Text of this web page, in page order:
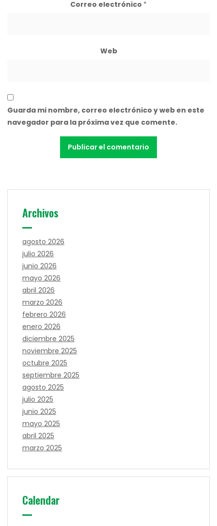
Correo electrónico *
Web
Guarda mi nombre, correo electrónico y web en este
navegador para la próxima vez que comente.
Archivos
agosto 2026
julio 2026
junio 2026
mayo 2026
abril 2026
marzo 2026
febrero 2026
enero 2026
diciembre 2025
noviembre 2025
octubre 2025
septiembre 2025
agosto 2025
julio 2025
junio 2025
mayo 2025
abril 2025
marzo 2025
Calendar